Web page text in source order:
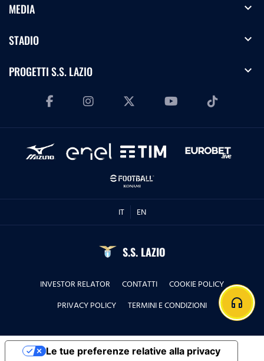
MEDIA expand_more
STADIO expand_more
PROGETTI S.S. LAZIO expand_more
IT EN
S.S. LAZIO
INVESTOR RELATOR CONTATTI
COOKIE POLICY
PRIVACY POLICY
TERMINI E CONDIZIONI headphones
Le tue preferenze relative alla privacy